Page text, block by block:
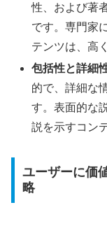
性、および著
です。専門家
テンツは、高
包括性と詳細
的で、詳細な
す。表面的な
説を示すコン
ユーザーに価
略